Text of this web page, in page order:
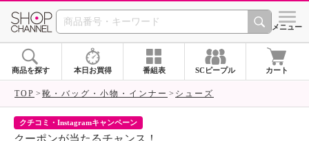
SHOP CHANNEL シメニュー
商品を探す 本日お買得 番組表 SCピープル カート
TOP 靴・バッグ・小物・インナー シューズ
ネットデビューキャンペーン
ネットで初めてご購入の方1,000円割引